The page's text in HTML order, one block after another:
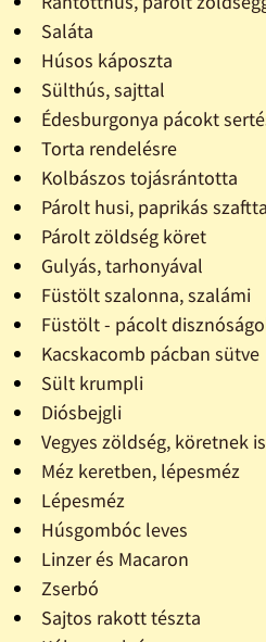
Saláta
Húsos káposzta
Sülthús, sajttal
Édesburgonya pácokt
Torta rendelésre
Kolbászos tojásrántotta
Párolt husi, paprikás
Párolt zöldség köret
Gulyás, tarhonyával
Füstölt szalonna, szalámi
Füstölt - pácolt
Kacskacomb pácban sütve
Sült krumpli
Diósbejgli
Vegyes zöldség, köretnek
Méz keretben, lépesméz
Lépesméz
Húsgombóc leves
Linzer és Macaron
Zserbó
Sajtos rakott tészta